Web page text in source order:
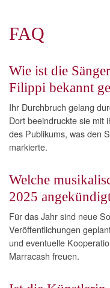
FAQ
Wie ist die
Filippi bekannt
Ihr Durchbruch gelang
Dort beeindruckte sie mit
des Publikums, was den
markierte.
Welche
2025
Für das Jahr sind neue
Veröffentlichungen
und eventuelle
Marracash freuen.